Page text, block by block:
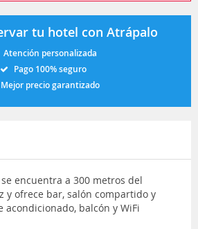
tu hotel con Atrápalo
Atención personalizada
Pago 100% seguro
Mejor precio garantizado
se encuentra a 300 metros del
y ofrece bar, salón compartido y
balcón y WiFi